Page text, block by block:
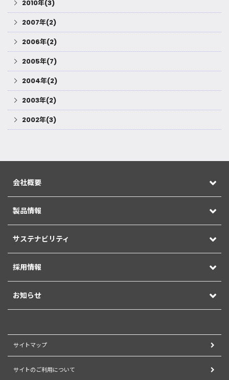
2010年(3)
2007年(2)
2006年(2)
2005年(7)
2004年(2)
2003年(2)
2002年(3)
会社概要
製品情報
サステナビリティ
採用情報
お知らせ
サイトマップ
サイトのご利用について